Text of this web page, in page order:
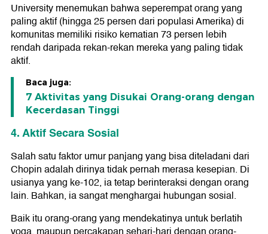
University menemukan bahwa seperempat orang yang
paling aktif (hingga 25 persen dari populasi Amerika) di
komunitas memiliki risiko kematian 73 persen lebih
rendah daripada rekan-rekan mereka yang paling tidak
aktif.
Baca juga:
7 Aktivitas yang Disukai Orang-orang dengan
Kecerdasan Tinggi
4. Aktif Secara Sosial
Salah satu faktor umur panjang yang bisa diteladani dari
Chopin adalah dirinya tidak pernah merasa kesepian. Di
usianya yang ke-102, ia tetap berinteraksi dengan orang
lain. Bahkan, ia sangat menghargai hubungan sosial.
Baik itu orang-orang yang mendekatinya untuk berlatih